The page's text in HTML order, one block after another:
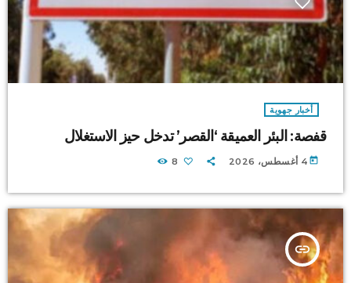
أخبار جهوية
قفصة: البئر العميقة ‘القصر’ تدخل حيز الاستغلال
today 4 أغسطس، 2026 8
insert_link